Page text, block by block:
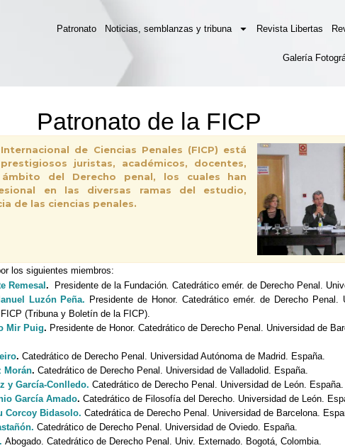
Patronato Noticias, semblanzas y tribuna Revista Libertas
Galería
Patronato de la FICP
de Ciencias Penales (FICP) está
juristas, académicos, docentes,
del Derecho penal, los cuales han
en las diversas ramas del estudio,
de las ciencias penales.
los siguientes miembros:
Remesal. Presidente de la Fundación .Catedrático emér. de Derecho Penal.
Luzón Peña. Presidente de Honor. Catedrático emér. de Derecho Penal.
(Tribuna y Boletín de la FICP).
Mir Puig. Presidente de Honor. Catedrático de Derecho Penal. Universidad de
. Catedrático de Derecho Penal. Universidad Autónoma de Madrid. España.
Morán.Catedrático de Derecho Penal. Universidad de Valladolid. España.
y García-Conlledo. Catedrático de Derecho Penal. Universidad de León.
García Amado. Catedrático de Filosofía del Derecho. Universidad de León.
Corcoy Bidasolo. Catedrática de Derecho Penal. Universidad de Barcelona.
Catedrático de Derecho Penal. Universidad de Oviedo. España.
Abogado. Catedrático de Derecho Penal. Univ. Externado. Bogotá, Colombia.